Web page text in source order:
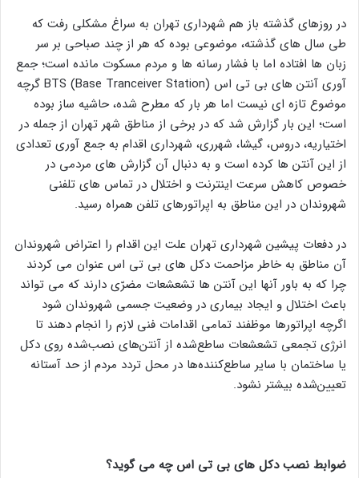
در روزهای گذشته باز هم شهرداری تهران به سراغ مشکلی رفت که
طی سال های گذشته، موضوعی بوده که هر از چند صباحی بر سر
زبان ها افتاده اما با فشار رسانه ها و مردم مسکوت مانده است؛ جمع
آوری آنتن های بی تی اس BTS (Base Tranceiver Station) گرچه
موضوع تازه ای نیست اما هر بار که مطرح شده، حاشیه ساز بوده
است؛ این بار گزارش شد که در برخی از مناطق شهر تهران از جمله در
اختیاریه، دروس، گیشا، شهرری، شهرداری اقدام به جمع آوری تعدادی
از این آنتن ها کرده است و به دنبال آن گزارش های مردمی در
خصوص کاهش سرعت اینترنت و اختلال در تماس های تلفنی
شهروندان در این مناطق به اپراتورهای تلفن همراه رسید.
در دفعات پیشین شهرداری تهران علت این اقدام را اعتراض شهروندان
آن مناطق به خاطر مزاحمت دکل های بی تی اس عنوان می کردند
چرا که به باور آنها این آنتن ها تشعشعات مضرّی دارند که می تواند
باعث اختلال و ایجاد بیماری در وضعیت جسمی شهروندان شود
اگرچه اپراتورها موظفند تمامی اقدامات فنی لازم را انجام دهند تا
انرژی تجمعی تشعشعات ساطع‌شده از آنتن‌های نصب‌شده روی دکل
یا ساختمان با سایر ساطع‌کننده‌ها در محل تردد مردم از حد آستانه
تعیین‌شده بیشتر نشود.
ضوابط نصب دکل های بی تی اس چه می گوید؟